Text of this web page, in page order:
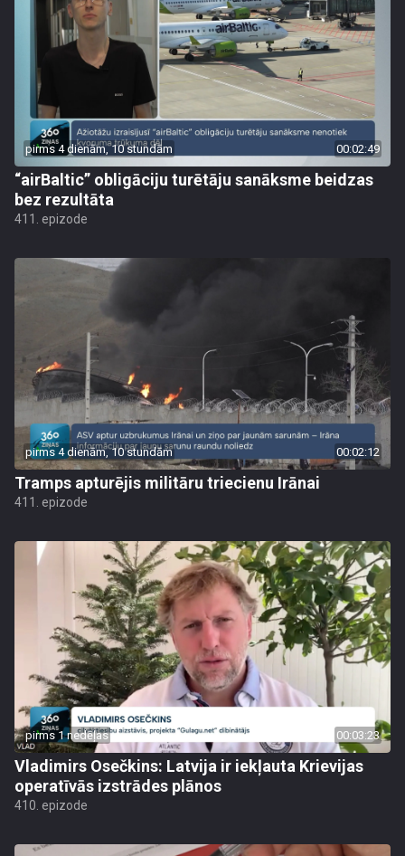
pirms 4 dienām, 10 stundām 00:02:49
“airBaltic” obligāciju turētāju sanāksme beidzas
bez rezultāta
411. epizode
pirms 4 dienām, 10 stundām 00:02:12
Tramps apturējis militāru triecienu Irānai
411. epizode
pirms 1 nedēļas 00:03:23
Vladimirs Osečkins: Latvija ir iekļauta Krievijas
operatīvās izstrādes plānos
410. epizode